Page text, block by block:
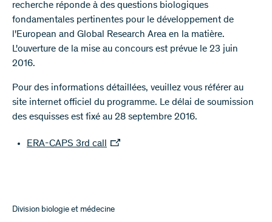
recherche réponde à des questions biologiques
fondamentales pertinentes pour le développement de
l'European and Global Research Area en la matière.
L'ouverture de la mise au concours est prévue le 23 juin
2016.
Pour des informations détaillées, veuillez vous référer au
site internet officiel du programme. Le délai de soumission
des esquisses est fixé au 28 septembre 2016.
ERA-CAPS 3rd call
Division biologie et médecine